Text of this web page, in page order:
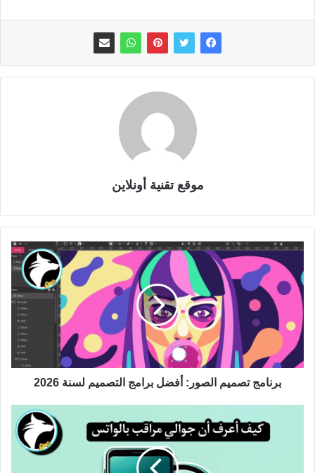
موقع تقنية أونلاين
برنامج تصميم الصور: أفضل برامج التصميم لسنة 2026